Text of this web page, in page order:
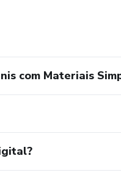
com Materiais